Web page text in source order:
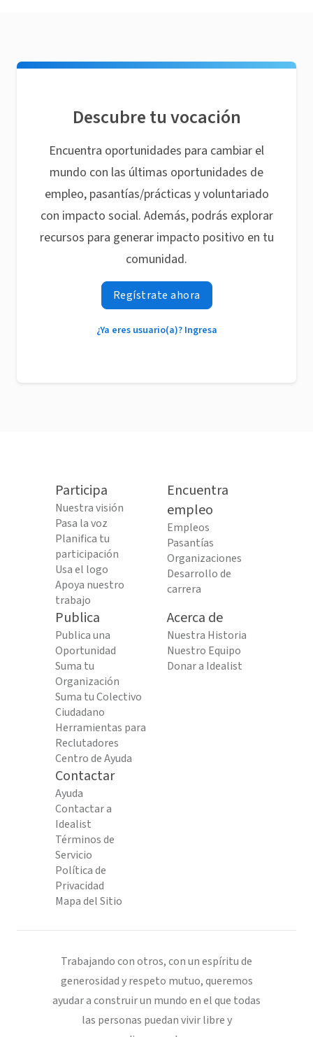
Descubre tu vocación
Encuentra oportunidades para cambiar el
mundo con las últimas oportunidades de
empleo, pasantías/prácticas y voluntariado
con impacto social. Además, podrás explorar
recursos para generar impacto positivo en tu
comunidad.
Regístrate ahora
¿Ya eres usuario(a)? Ingresa
Participa
Nuestra visión
Pasa la voz
Planifica tu
participación
Usa el logo
Apoya nuestro
trabajo
Encuentra
empleo
Empleos
Pasantías
Organizaciones
Desarrollo de
carrera
Publica
Publica una
Oportunidad
Suma tu
Organización
Suma tu Colectivo
Ciudadano
Herramientas para
Reclutadores
Centro de Ayuda
Acerca de
Nuestra Historia
Nuestro Equipo
Donar a Idealist
Contactar
Ayuda
Contactar a
Idealist
Términos de
Servicio
Política de
Privacidad
Mapa del Sitio
Trabajando con otros, con un espíritu de
generosidad y respeto mutuo, queremos
ayudar a construir un mundo en el que todas
las personas puedan vivir libre y